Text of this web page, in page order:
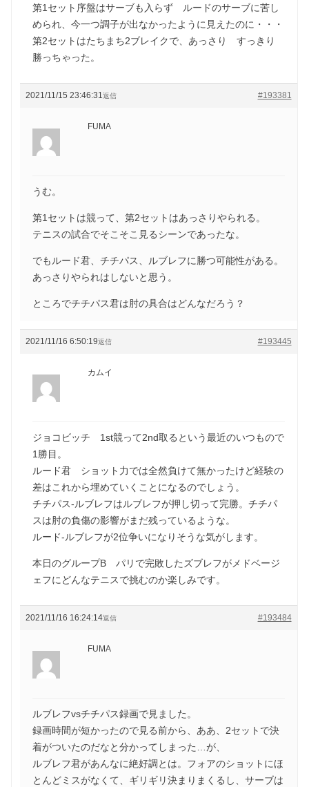
第1セット序盤はサーブも入らず ルードのサーブに苦し
められ、今一つ調子が出なかったように見えたのに・・・
第2セットはたちまち2ブレイクで、あっさり すっきり
勝っちゃった。
2021/11/15 23:46:31 #193381
返信
FUMA
うむ。
第1セットは競って、第2セットはあっさりやられる。
テニスの試合でそこそこ見るシーンであったな。
でもルード君、チチパス、ルブレフに勝つ可能性がある。
あっさりやられはしないと思う。
ところでチチパス君は肘の具合はどんなだろう？
2021/11/16 6:50:19 #193445
返信
カムイ
ジョコビッチ 1st競って2nd取るという最近のいつもので
1勝目。
ルード君 ショット力では全然負けて無かったけど経験の
差はこれから埋めていくことになるのでしょう。
チチパス-ルブレフはルブレフが押し切って完勝。チチパ
スは肘の負傷の影響がまだ残っているような。
ルード-ルブレフが2位争いになりそうな気がします。
本日のグループB パリで完敗したズブレフがメドベージ
ェフにどんなテニスで挑むのか楽しみです。
2021/11/16 16:24:14 #193484
返信
FUMA
ルブレフvsチチパス録画で見ました。
録画時間が短かったので見る前から、ああ、2セットで決
着がついたのだなと分かってしまった…が、
ルブレフ君があんなに絶好調とは。フォアのショットにほ
とんどミスがなくて、ギリギリ決まりまくるし、サーブは